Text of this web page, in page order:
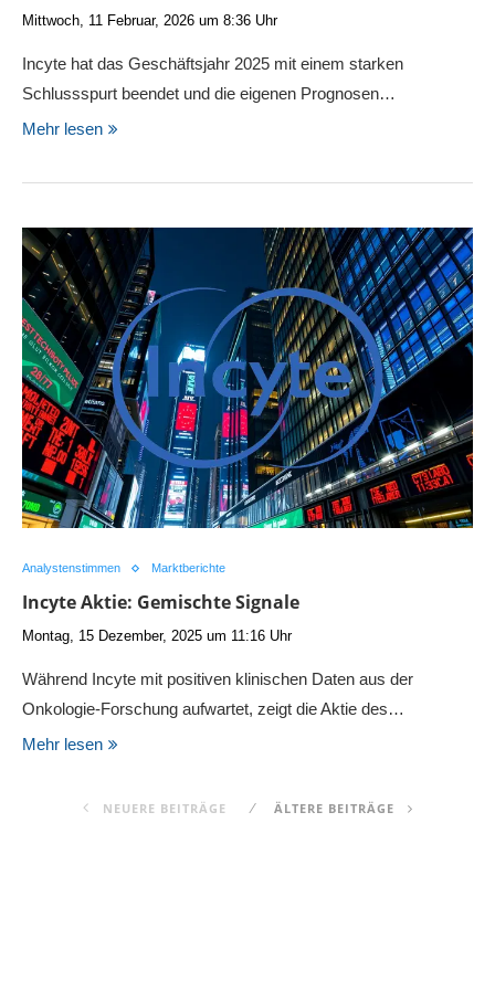
Mittwoch, 11 Februar, 2026 um 8:36 Uhr
Incyte hat das Geschäftsjahr 2025 mit einem starken
Schlussspurt beendet und die eigenen Prognosen…
Mehr lesen
Analystenstimmen Marktberichte
Incyte Aktie: Gemischte Signale
Montag, 15 Dezember, 2025 um 11:16 Uhr
Während Incyte mit positiven klinischen Daten aus der
Onkologie-Forschung aufwartet, zeigt die Aktie des…
Mehr lesen
NEUERE BEITRÄGE ÄLTERE BEITRÄGE